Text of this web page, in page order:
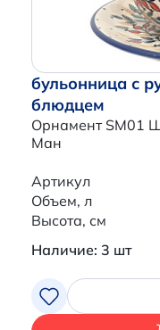
бульонница с
блюдцем
Орнамент SM01
Ман
Артикул
Объем, л
Высота, см
Наличие: 3 шт